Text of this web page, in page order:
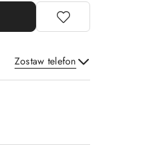
Zostaw telefon
Wyślij